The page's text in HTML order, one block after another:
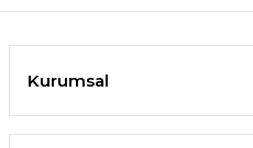
Kurumsal